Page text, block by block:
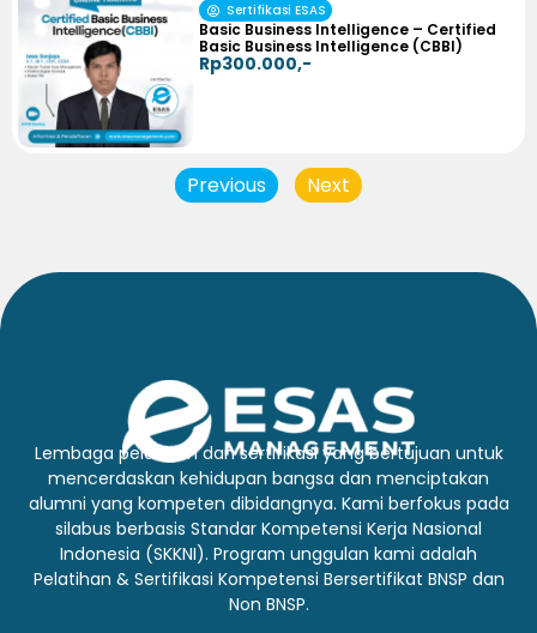
Sertifikasi ESAS
Basic Business Intelligence – Certified
Basic Business Intelligence (CBBI)
Rp300.000,-
Previous Next
Lembaga pelatihan dan sertifikasi yang bertujuan untuk
mencerdaskan kehidupan bangsa dan menciptakan
alumni yang kompeten dibidangnya. Kami berfokus pada
silabus berbasis Standar Kompetensi Kerja Nasional
Indonesia (SKKNI). Program unggulan kami adalah
Pelatihan & Sertifikasi Kompetensi Bersertifikat BNSP dan
Non BNSP.